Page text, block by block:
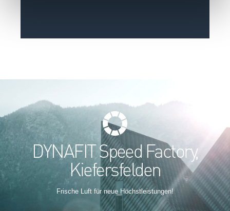
DYNAFIT Speed Factory,
Kiefersfelden
Frische Luft für neue Höchstleistungen!